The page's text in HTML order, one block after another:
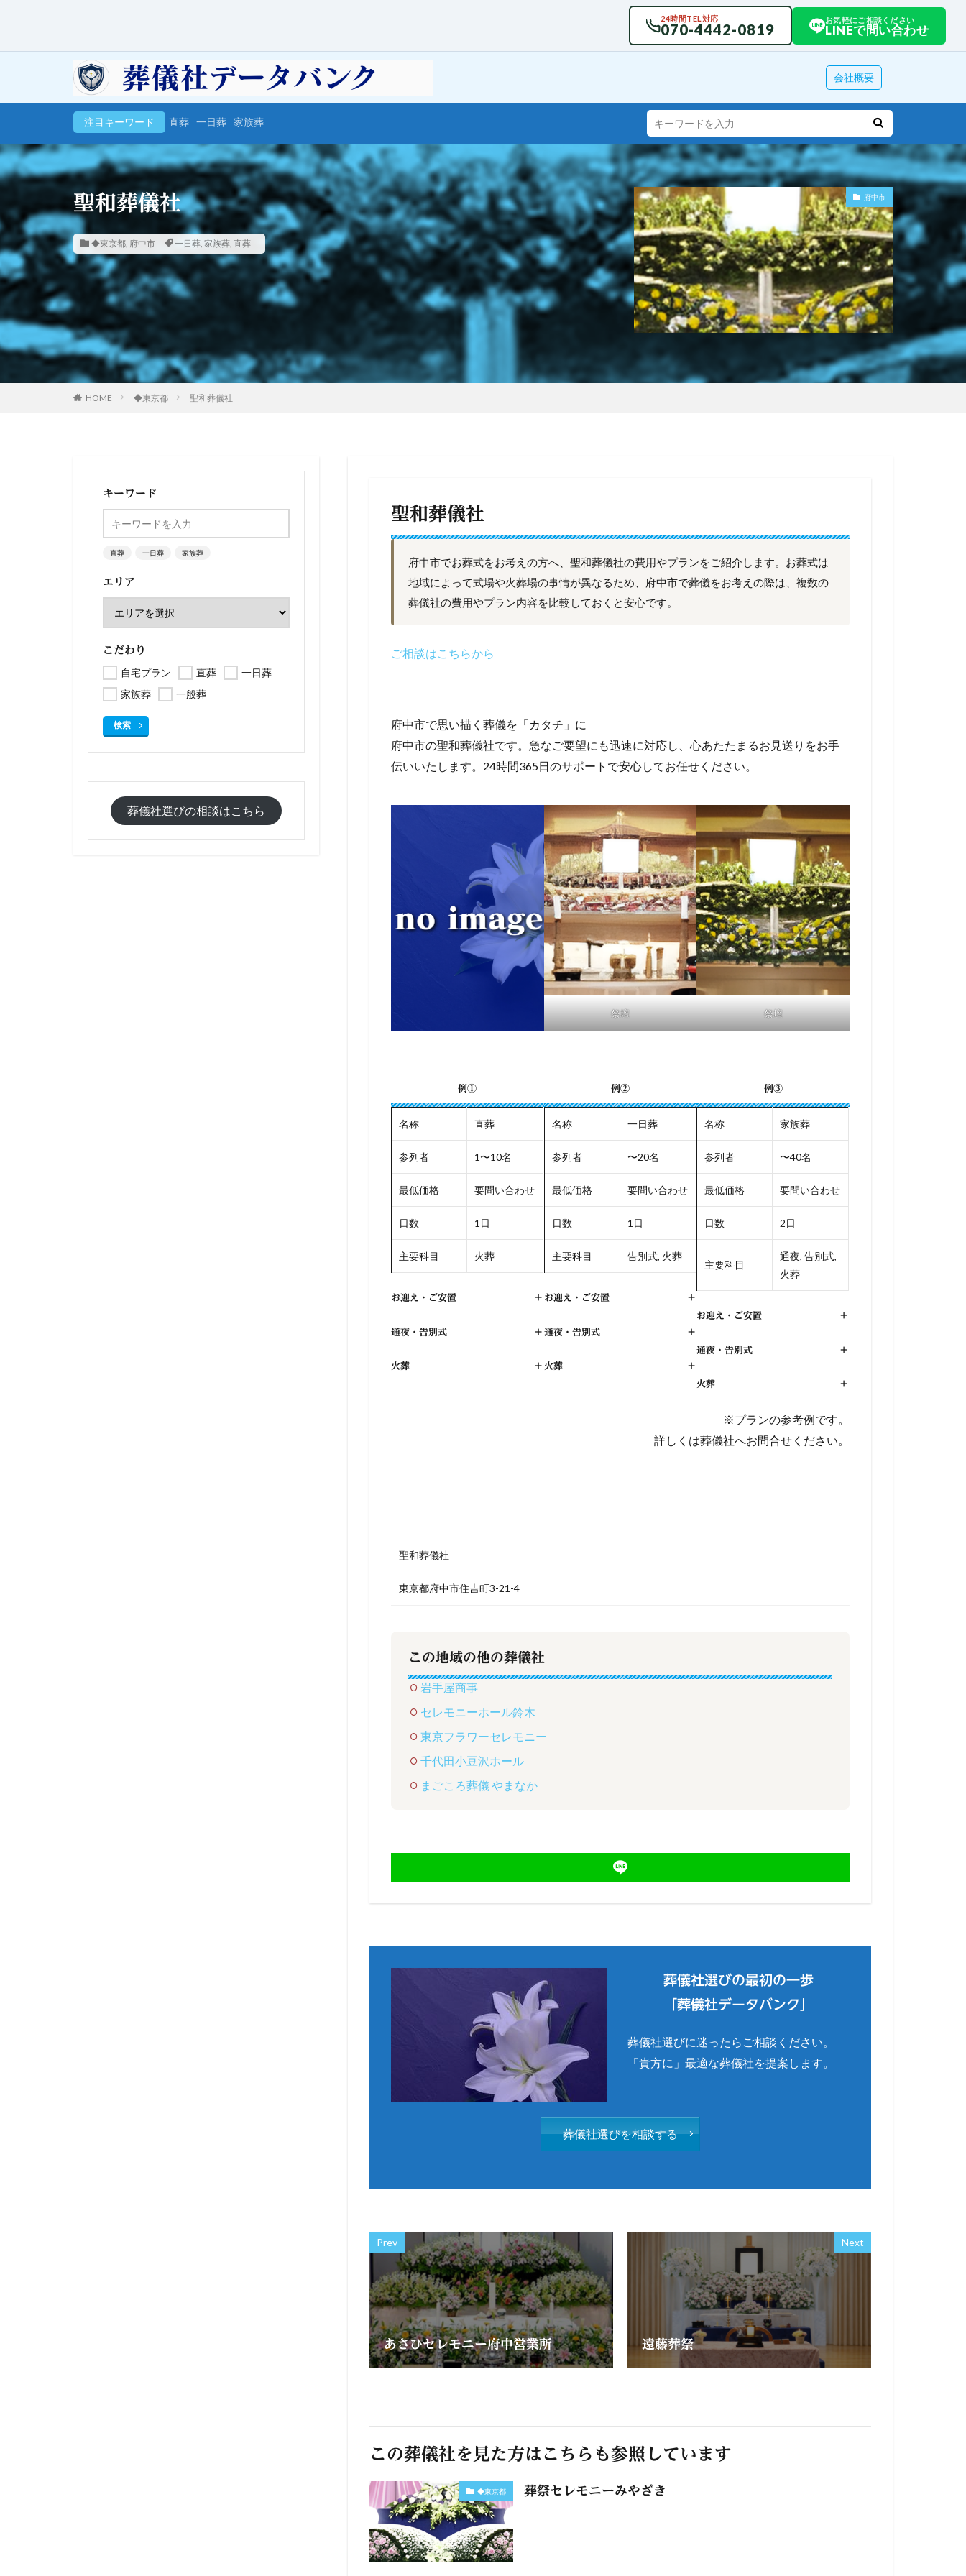
24時間TEL対応
070-4442-0819
お気軽にご相談ください
LINEで問い合わせ
会社概要
注目キーワード 直葬 一日葬 家族葬
聖和葬儀社
◆東京都, 府中市 一日葬, 家族葬, 直葬
府中市
HOME ◆東京都 聖和葬儀社
聖和葬儀社
府中市でお葬式をお考えの方へ、聖和葬儀社の費用やプランをご紹介します。お葬式は
地域によって式場や火葬場の事情が異なるため、府中市で葬儀をお考えの際は、複数の
葬儀社の費用やプラン内容を比較しておくと安心です。
ご相談はこちらから
府中市で思い描く葬儀を「カタチ」に
府中市の聖和葬儀社です。急なご要望にも迅速に対応し、心あたたまるお見送りをお手
伝いいたします。24時間365日のサポートで安心してお任せください。
祭壇 祭壇
例①
名称 直葬
参列者 1〜10名
最低価格 要問い合わせ
日数 1日
主要科目 火葬
お迎え・ご安置 +
通夜・告別式 +
火葬 +
例②
名称 一日葬
参列者 〜20名
最低価格 要問い合わせ
日数 1日
主要科目 告別式, 火葬
お迎え・ご安置 +
通夜・告別式 +
火葬 +
例③
名称 家族葬
参列者 〜40名
最低価格 要問い合わせ
日数 2日
主要科目
通夜, 告別式,
火葬
お迎え・ご安置 +
通夜・告別式 +
火葬 +
※プランの参考例です。
詳しくは葬儀社へお問合せください。
聖和葬儀社
東京都府中市住吉町3-21-4
この地域の他の葬儀社
岩手屋商事
セレモニーホール鈴木
東京フラワーセレモニー
千代田小豆沢ホール
まごころ葬儀 やまなか
葬儀社選びの最初の一歩
「葬儀社データバンク」
葬儀社選びに迷ったらご相談ください。
「貴方に」最適な葬儀社を提案します。
葬儀社選びを相談する
Prev
あさひセレモニー府中営業所
Next
遠藤葬祭
この葬儀社を見た方はこちらも参照しています
◆東京都 葬祭セレモニーみやざき
キーワード
直葬 一日葬 家族葬
エリア
こだわり
自宅プラン 直葬
一日葬
家族葬
一般葬
検索
葬儀社選びの相談はこちら